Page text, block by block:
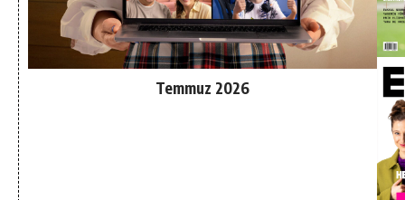
Temmuz 2026